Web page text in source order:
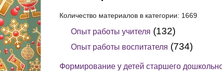
Количество материалов в категории: 1669
Опыт работы учителя (132)
Опыт работы воспитателя (734)
Формирование у детей старшего